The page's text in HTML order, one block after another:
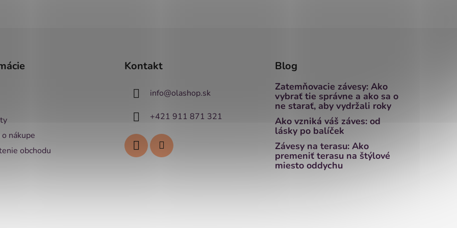
nákupe
obchodu
Kontakt
info@olashop.sk
+421 911 871 321
Blog
Zatemňovacie závesy: Ako
vybrať tie správne a ako sa o
ne starať, aby vydržali roky
Ako vzniká váš záves: od
lásky po balíček
Závesy na terasu: Ako
premeniť terasu na štýlové
miesto oddychu